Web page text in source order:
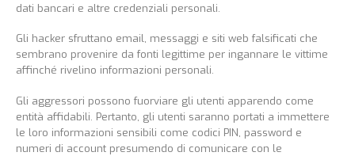
dati bancari e altre credenziali personali.
Gli hacker sfruttano email, messaggi e siti web falsificati che
sembrano provenire da fonti legittime per ingannare le vittime
affinché rivelino informazioni personali.
Gli aggressori possono fuorviare gli utenti apparendo come
entità affidabili. Pertanto, gli utenti saranno portati a immettere
le loro informazioni sensibili come codici PIN, password e
numeri di account presumendo di comunicare con le